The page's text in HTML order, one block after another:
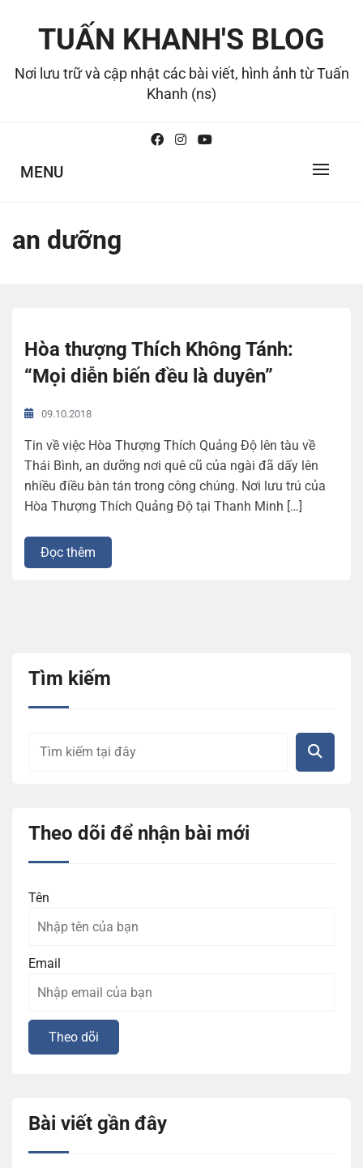
TUẤN KHANH'S BLOG
Nơi lưu trữ và cập nhật các bài viết, hình ảnh từ Tuấn
Khanh (ns)
MENU
an dưỡng
Hòa thượng Thích Không Tánh:
“Mọi diễn biến đều là duyên”
09.10.2018
Tin về việc Hòa Thượng Thích Quảng Độ lên tàu về
Thái Bình, an dưỡng nơi quê cũ của ngài đã dấy lên
nhiều điều bàn tán trong công chúng. Nơi lưu trú của
Hòa Thượng Thích Quảng Độ tại Thanh Minh […]
Đọc thêm
Tìm kiếm
Theo dõi để nhận bài mới
Tên
Email
Bài viết gần đây